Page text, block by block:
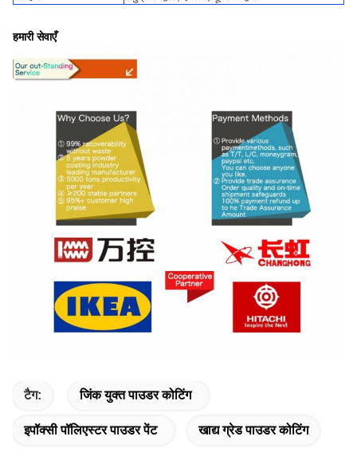
हमारी सेवाएँ
टैग: जिंक युक्त पाउडर कोटिंग
इपॉक्सी पॉलिएस्टर पाउडर पेंट खाद्य ग्रेड पाउडर कोटिंग